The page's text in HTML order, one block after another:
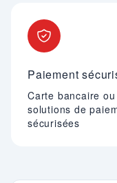
Paiement
Carte bancaire
solutions de
sécurisées